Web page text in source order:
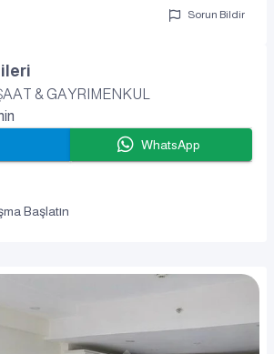
Sorun Bildir
& GAYRIMENKUL
WhatsApp
Başlatın